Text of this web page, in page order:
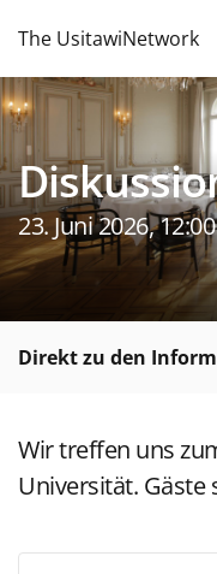
The UsitawiNetwork
23. Juni 2026,
Direkt zu den
Wir treffen uns
Universität.